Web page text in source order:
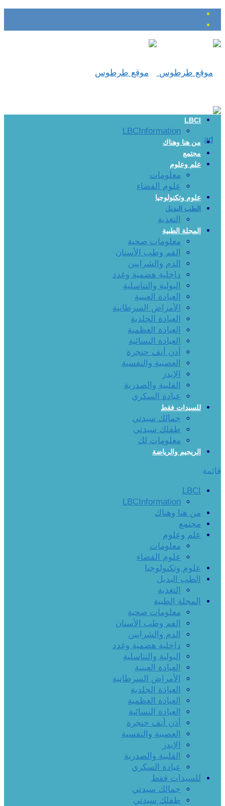
LBCI
LBCInformation
من هنا وهناك
مجتمع
علم وعلوم
معلومات
علوم الفضاء
علوم وتكنولوجيا
الطب البديل
التغذية
المجلة الطبية
معلومات صحية
الفم وطب الأسنان
الدم والشرايين
داخلية هضمية وغدد
البولية والتناسلية
العيادة العينية
الأمراض السرطانية
العيادة الجلدية
العيادة العظمية
العيادة النسائية
أذن أنف حنجرة
العصبية والنفسية
الإيدز
القلبية والصدرية
عيادة السكري
للسيدات فقط
جمالك سيدتي
طفلك سيدتي
معلومات لك
الريجيم والرياضة
قائمة
LBCI
LBCInformation
من هنا وهناك
مجتمع
علم وعلوم
معلومات
علوم الفضاء
علوم وتكنولوجيا
الطب البديل
التغذية
المجلة الطبية
معلومات صحية
الفم وطب الأسنان
الدم والشرايين
داخلية هضمية وغدد
البولية والتناسلية
العيادة العينية
الأمراض السرطانية
العيادة الجلدية
العيادة العظمية
العيادة النسائية
أذن أنف حنجرة
العصبية والنفسية
الإيدز
القلبية والصدرية
عيادة السكري
للسيدات فقط
جمالك سيدتي
طفلك سيدتي